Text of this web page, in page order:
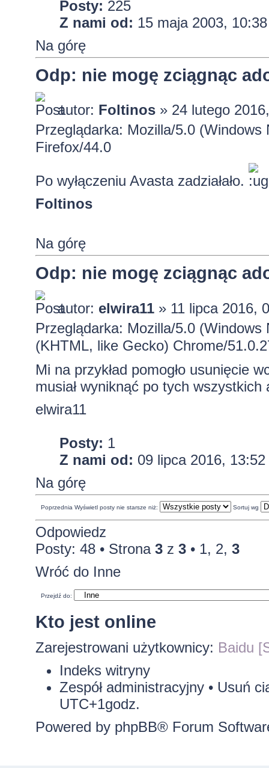
Posty: 225
Z nami od: 15 maja 2003, 10:38
Na górę
Odp: nie mogę zciągnąc
autor: Foltinos» 24 lutego
Przeglądarka: Mozilla/5.0
Firefox/44.0
Po wyłączeniu Avasta zadziałało.
Foltinos
Na górę
Odp: nie mogę zciągnąc
autor: elwira11» 11 lipca 2016,
Przeglądarka: Mozilla/5.0
(KHTML, like Gecko) Chrome/
Mi na przykład pomogło usunięcie
musiał wyniknąć po tych
elwira11
Posty: 1
Z nami od: 09 lipca 2016, 13:52
Na górę
Poprzednia Wyświetl posty nie starsze niż: Sortuj wg
Odpowiedz
Posty: 48 • Strona 3z 3• 1, 2, 3
Wróć do Inne
Przejdź do:
Kto jest online
Zarejestrowani użytkownicy: Baidu
Indeks witryny
Zespół administracyjny• Usuń
UTC+1godz.
Powered by phpBB® Forum